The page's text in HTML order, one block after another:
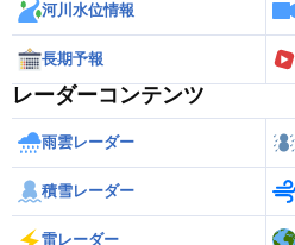
河川水位情報
長期予報
レーダーコンテンツ
雨雲レーダー
積雪レーダー
雷レーダー